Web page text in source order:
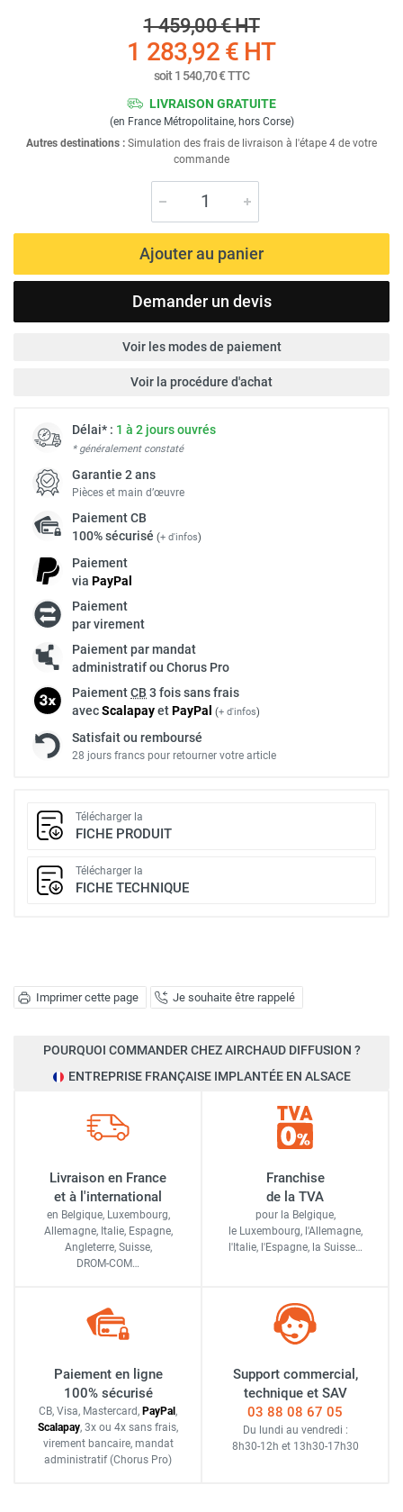
Imprimer cette page Je souhaite être rappelé
1 459,00 €HT
1 283,92 € HT
soit1 540,70 €TTC
LIVRAISON GRATUITE
(en France Métropolitaine, hors Corse)
Autres destinations : Simulation des frais de livraison à l'étape 4 de votre
commande
Ajouter au panier
Demander un devis
Voir les modes de paiement
Voir la procédure d'achat
Délai* : 1 à 2 jours ouvrés
* généralement constaté
Garantie 2 ans
Pièces et main d’œuvre
PaiementCB
100% sécurisé (+ d'infos)
Paiement
via PayPal
Paiement
par virement
Paiement par mandat
administratif ou Chorus Pro
PaiementCB 3 fois sans frais
avecScalapayetPayPal (+ d'infos)
Satisfait ou remboursé
28 jours francs pour retourner votre article
Télécharger la
FICHE PRODUIT
Télécharger la
FICHE TECHNIQUE
POURQUOI COMMANDER CHEZ AIRCHAUD DIFFUSION ?
ENTREPRISE FRANÇAISE IMPLANTÉE EN ALSACE
Livraison en France
et à l'international
en Belgique, Luxembourg,
Allemagne, Italie, Espagne,
Angleterre, Suisse,
DROM-COM…
Franchise
de la TVA
pour la Belgique,
le Luxembourg, l'Allemagne,
l'Italie, l'Espagne, la Suisse…
Paiement en ligne
100% sécurisé
CB, Visa, Mastercard, PayPal ,
Scalapay, 3x ou 4x sans frais,
virement bancaire, mandat
administratif (Chorus Pro)
Support commercial,
technique et SAV
03 88 08 67 05
Du lundi au vendredi :
8h30-12h et 13h30-17h30